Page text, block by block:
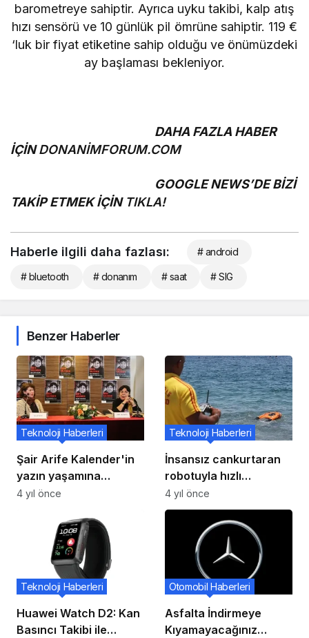
barometreye sahiptir. Ayrıca uyku takibi, kalp atış
hızı sensörü ve 10 günlük pil ömrüne sahiptir. 119 €
‘luk bir fiyat etiketine sahip olduğu ve önümüzdeki
ay başlaması bekleniyor.
DAHA FAZLA HABER
İÇİNDONANİMFORUM.COM
GOOGLE NEWS’DE BİZİ
TAKİP ETMEK İÇİN TIKLA!
Haberle ilgili daha fazlası: # android
# bluetooth # donanım # saat # SIG
Benzer Haberler
Şair Arife Kalender'in
yazın yaşamına
yolculuk
Teknoloji Haberleri
4 yıl önce
İnsansız cankurtaran
robotuyla hızlı
müdahale
Teknoloji Haberleri
4 yıl önce
Huawei Watch D2: Kan
Basıncı Takibi ile
Teknoloji Haberleri
Asfalta İndirmeye
Kıyamayacağınız
Otomobil Haberleri